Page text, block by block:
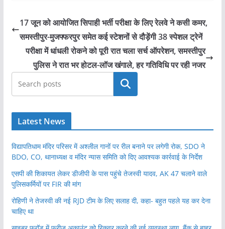
17 जून को आयोजित सिपाही भर्ती परीक्षा के लिए रेलवे ने कसी कमर,
समस्तीपुर-मुजफ्फरपुर समेत कई स्टेशनों से दौड़ेंगी 38 स्पेशल ट्रेनें
परीक्षा में धांधली रोकने को पूरी रात चला सर्च ऑपरेशन, समस्तीपुर
पुलिस ने रात भर होटल-लॉज खंगाले, हर गतिविधि पर रही नजर
खोजें
Latest News
विद्यापतिधाम मंदिर परिसर में अश्लील गानों पर रील बनाने पर लगेगी रोक, SDO ने
BDO, CO, थानाध्यक्ष व मंदिर न्यास समिति को दिए आवश्यक कार्रवाई के निर्देश
एसपी की शिकायत लेकर डीजीपी के पास पहुंचे तेजस्वी यादव, AK 47 चलाने वाले
पुलिसकर्मियों पर FIR की मांग
रोहिणी ने तेजस्वी की नई RJD टीम के लिए सलाह दी, कहा- बहुत पहले यह कर देना
चाहिए था